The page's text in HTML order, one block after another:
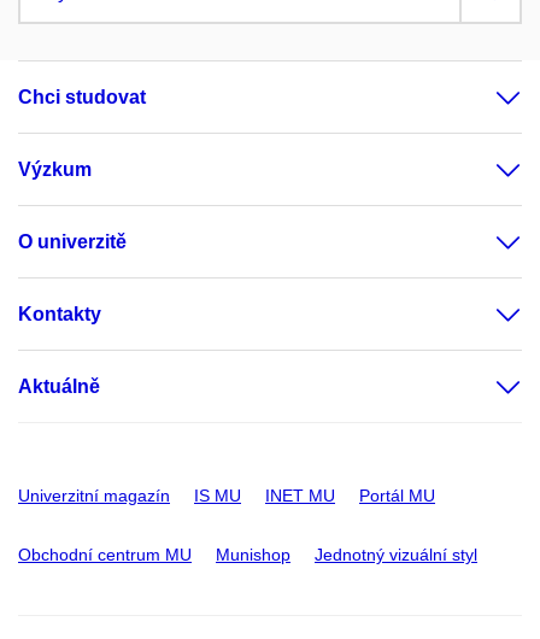
Chci studovat
Výzkum
O univerzitě
Kontakty
Aktuálně
Univerzitní magazín IS MU INET MU Portál MU
Obchodní centrum MU Munishop Jednotný vizuální styl